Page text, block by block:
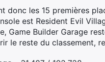
donc les 15 premières
est Resident Evil
Game Builder Garage
le reste du classement,